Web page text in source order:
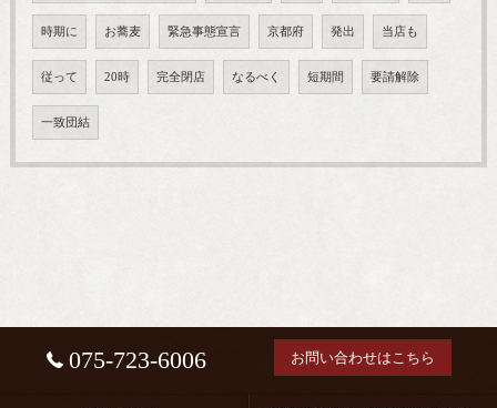
時期に お蕎麦 緊急事態宣言 京都府 発出 当店も
従って 20時 完全閉店 なるべく 短期間 要請解除
一致団結
075-723-6006 お問い合わせはこちら